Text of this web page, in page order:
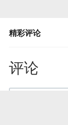
精彩评论
评论